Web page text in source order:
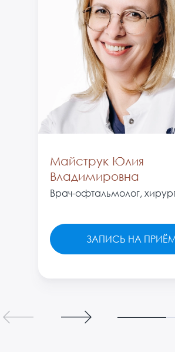
Майструк Юлия
Владимировна
Врач-офтальмолог,
ЗАПИСЬ НА